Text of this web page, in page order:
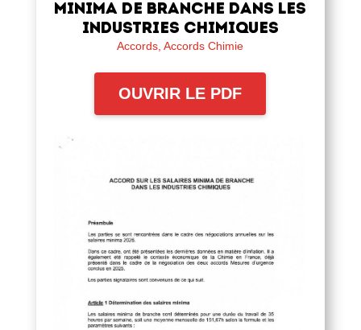
minima de branche dans les
industries chimiques
Accords ,Accords Chimie
OUVRIR LE PDF